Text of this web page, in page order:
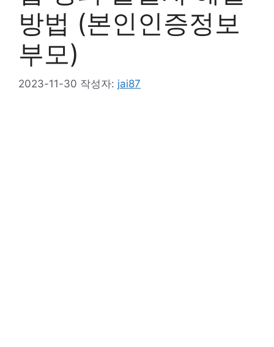
방법 (본인인증정보
부모)
2023-11-30 작성자: jai87